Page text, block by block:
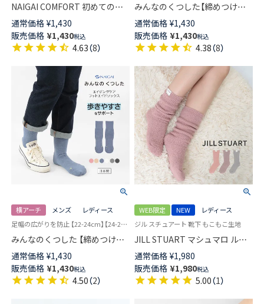
NAIGAI COMFORT 初めての着
圧ソックスハイソックス レディ
ース 【365日最短翌日発送】
90301033
通常価格 ¥1,430
販売価格 ¥1,430税込
4.63（8）
みんなのくつした【締めつけな
い靴下】 横アーチサポート 足袋
クルー丈 エイジングケア フッ
トエイドソックス メンズ レデ
ィース 03150025
通常価格 ¥1,430
販売価格 ¥1,430税込
4.38（8）
横アーチ メンズ
レディース
足幅の広がりを防止 【22-24cm】【24-26cm】 ユニバーサルデザイン ソックス 日本製
みんなのくつした 【締めつけな
い靴下】 横アーチサポート クル
ー丈 エイジングケア フットエ
イドソックス 足底パイル メン
ズ レディース 03150024
通常価格 ¥1,430
販売価格 ¥1,430税込
4.50（2）
WEB限定 NEW
レディース
ジル スチュアート 靴下 もこもこ生地
JILL STUART マシュマロ ルー
ムソックス レディース
93140009
通常価格 ¥1,980
販売価格 ¥1,980税込
5.00（1）